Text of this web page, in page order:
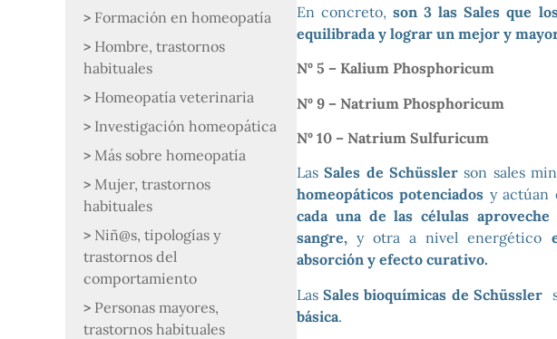
Formación en homeopatía
Hombre, trastornos
habituales
Homeopatía veterinaria
Investigación homeopática
Más sobre homeopatía
Mujer, trastornos
habituales
Niñ@s, tipologías y
trastornos del
comportamiento
Personas mayores,
trastornos habituales
En concreto, son 3 las Sales que
equilibrada y lograr un mejor y
Nº 5 – Kalium Phosphoricum
Nº 9 – Natrium Phosphoricum
Nº 10 – Natrium Sulfuricum
LasSales de Schüsslerson sales
homeopáticos potenciados y actúan
cada una de las células
sangre,y otra a nivel energético
absorción y efecto curativo.
LasSales bioquímicas de Schüssler
básica.